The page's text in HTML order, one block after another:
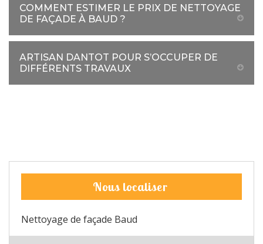
COMMENT ESTIMER LE PRIX DE NETTOYAGE
DE FAÇADE À BAUD ?
ARTISAN DANTOT POUR S’OCCUPER DE
DIFFÉRENTS TRAVAUX
Nous localiser
Nettoyage de façade Baud